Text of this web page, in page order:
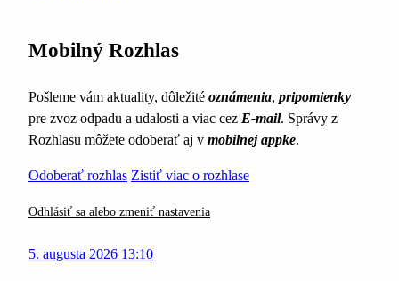
Mobilný Rozhlas
Pošleme vám aktuality, dôležité oznámenia, pripomienky
pre zvoz odpadu a udalosti a viac cez E-mail. Správy z
Rozhlasu môžete odoberať aj v mobilnej appke.
Odoberať rozhlas Zistiť viac o rozhlase
Odhlásiť sa alebo zmeniť nastavenia
5. augusta 2026 13:10